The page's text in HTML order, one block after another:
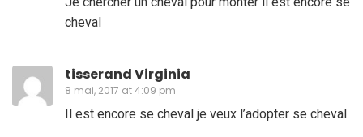
cheval
tisserand Virginia
8 mai, 2017 at 4:09 pm
Il est encore se cheval je veux l’adopter se cheval